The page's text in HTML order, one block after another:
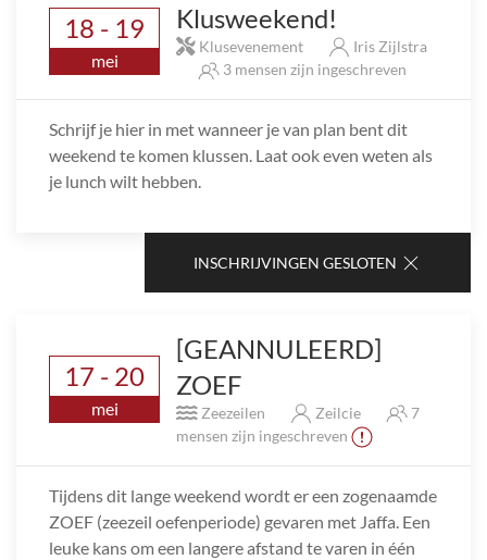
18 - 19
mei
Klusweekend!
Klusevenement
Iris Zijlstra
3 mensen zijn ingeschreven
Schrijf je hier in met wanneer je van plan bent dit
weekend te komen klussen. Laat ook even weten als
je lunch wilt hebben.
INSCHRIJVINGEN GESLOTEN
17 - 20
mei
[GEANNULEERD]
ZOEF
Zeezeilen Zeilcie
7
mensen zijn ingeschreven
Tijdens dit lange weekend wordt er een zogenaamde
ZOEF (zeezeil oefenperiode) gevaren met Jaffa. Een
leuke kans om een langere afstand te varen in één